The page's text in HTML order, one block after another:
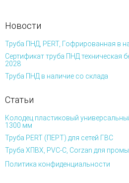
Новости
Труба ПНД, PERT, Гофрированная в
Сертификат труба ПНД техническая
2028
Труба ПНД в наличие со склада
Статьи
Колодец пластиковый
1300 мм
Труба PERT (ПЕРТ) для сетей ГВС
Труба ХПВХ, PVC-C, Corzan для
Политика конфиденциальности